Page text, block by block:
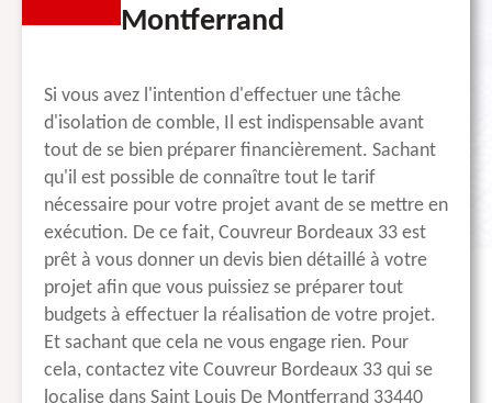
Montferrand
Si vous avez l'intention d'effectuer une tâche
d'isolation de comble, Il est indispensable avant
tout de se bien préparer financièrement. Sachant
qu'il est possible de connaître tout le tarif
nécessaire pour votre projet avant de se mettre en
exécution. De ce fait, Couvreur Bordeaux 33 est
prêt à vous donner un devis bien détaillé à votre
projet afin que vous puissiez se préparer tout
budgets à effectuer la réalisation de votre projet.
Et sachant que cela ne vous engage rien. Pour
cela, contactez vite Couvreur Bordeaux 33 qui se
localise dans Saint Louis De Montferrand 33440